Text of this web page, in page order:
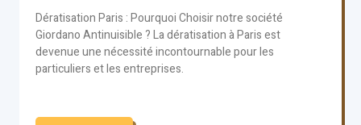
Dératisation Paris : Pourquoi Choisir notre société
Giordano Antinuisible ? La dératisation à Paris est
devenue une nécessité incontournable pour les
particuliers et les entreprises.